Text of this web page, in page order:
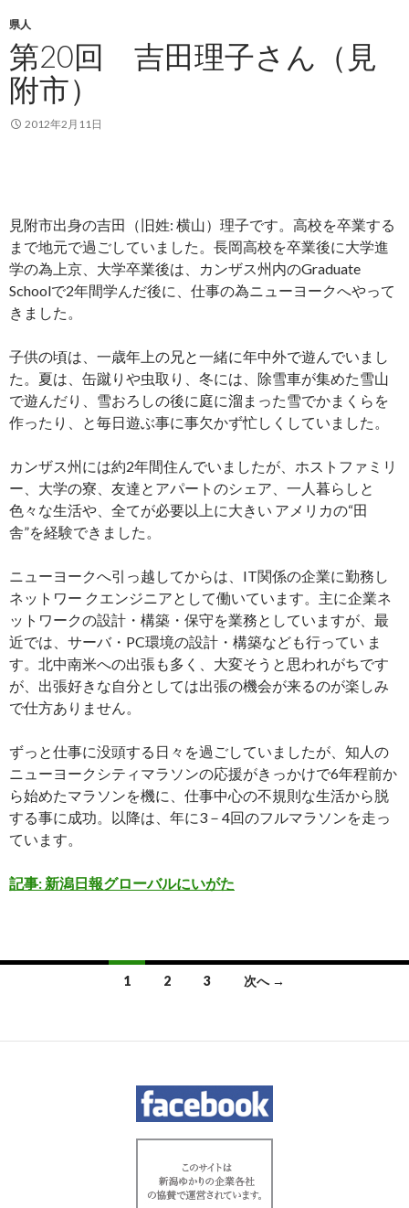
県人
第20回 吉田理子さん（見
附市）
2012年2月11日
見附市出身の吉田（旧姓: 横山）理子です。高校を卒業する
まで地元で過ごしていました。長岡高校を卒業後に大学進
学の為上京、大学卒業後は、カンザス州内のGraduate
Schoolで2年間学んだ後に、仕事の為ニューヨークへやって
きました。
子供の頃は、一歳年上の兄と一緒に年中外で遊んでいまし
た。夏は、缶蹴りや虫取り、冬には、除雪車が集めた雪山
で遊んだり、雪おろしの後に庭に溜まった雪でかまくらを
作ったり、と毎日遊ぶ事に事欠かず忙しくしていました。
カンザス州には約2年間住んでいましたが、ホストファミリ
ー、大学の寮、友達とアパートのシェア、一人暮らしと
色々な生活や、全てが必要以上に大きい アメリカの“田
舎”を経験できました。
ニューヨークへ引っ越してからは、IT関係の企業に勤務し
ネットワー クエンジニアとして働いています。主に企業ネ
ットワークの設計・構築・保守を業務としていますが、最
近では、サーバ・PC環境の設計・構築なども行ってい ま
す。北中南米への出張も多く、大変そうと思われがちです
が、出張好きな自分としては出張の機会が来るのが楽しみ
で仕方ありません。
ずっと仕事に没頭する日々を過ごしていましたが、知人の
ニューヨークシティマラソンの応援がきっかけで6年程前か
ら始めたマラソンを機に、仕事中心の不規則な生活から脱
する事に成功。以降は、年に3－4回のフルマラソンを走っ
ています。
記事: 新潟日報グローバルにいがた
ナ
1 2 3 次へ →